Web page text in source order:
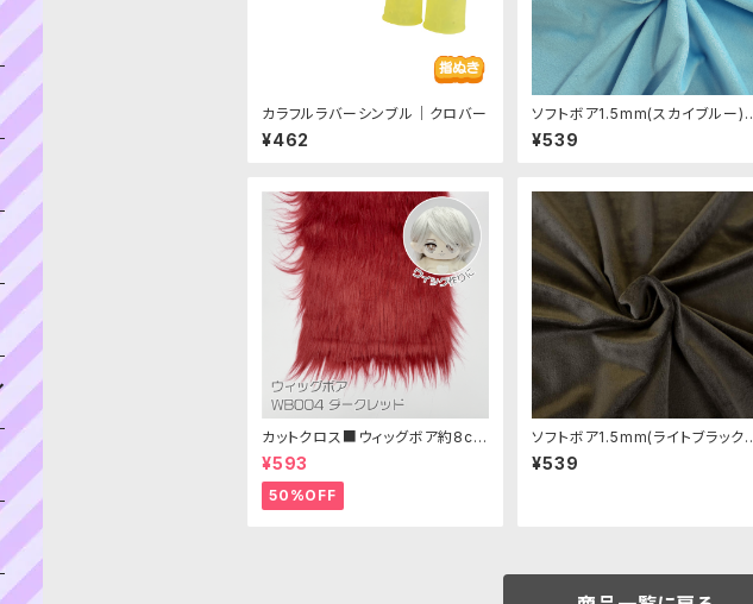
カラフルラバーシンブル｜クロバー
¥462
ソフトボア1.5mm(スカイブルー)S
B030 ぬいぐるみ用短毛ボア生地
20cm
¥539
カットクロス■ウィッグボア約8cm
(ダークレッド)WB004ボア生地 2
5cm × 45cm
¥593
50%OFF
ソフトボア1.5mm(ライトブラック)
SB040 ぬいぐるみ用短毛ボア生
地 20cm
¥539